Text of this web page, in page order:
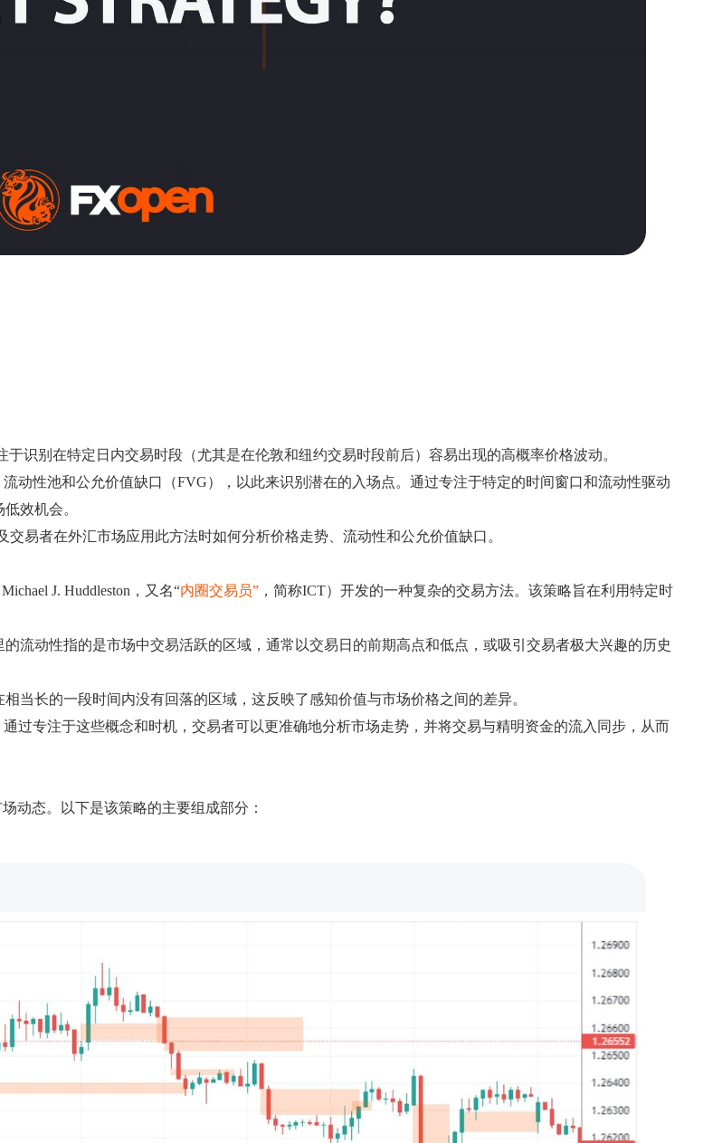
识别在特定日内交易时段（尤其是在伦敦和纽约交易时段前后）容易出现的高概率价格波动。
动性池和公允价值缺口（FVG），以此来识别潜在的入场点。通过专注于特定的时间窗口和流动性驱动
效机会。
易者在外汇市场应用此方法时如何分析价格走势、流动性和公允价值缺口。
J. Huddleston，又名“内圈交易员”，简称ICT）开发的一种复杂的交易方法。该策略旨在利用特定时
流动性指的是市场中交易活跃的区域，通常以交易日的前期高点和低点，或吸引交易者极大兴趣的历史
当长的一段时间内没有回落的区域，这反映了感知价值与市场价格之间的差异。
过专注于这些概念和时机，交易者可以更准确地分析市场走势，并将交易与精明资金的流入同步，从而
动态。以下是该策略的主要组成部分：